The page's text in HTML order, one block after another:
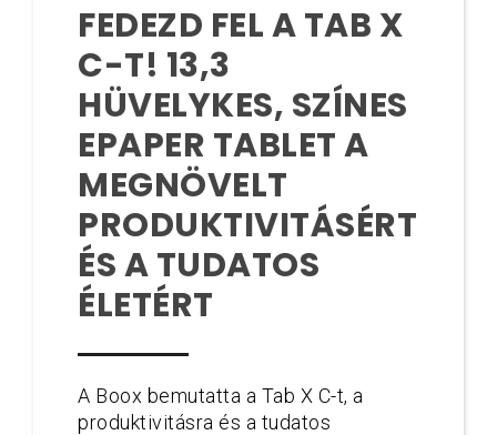
FEDEZD FEL A TAB X
C-T! 13,3
HÜVELYKES, SZÍNES
EPAPER TABLET A
MEGNÖVELT
PRODUKTIVITÁSÉRT
ÉS A TUDATOS
ÉLETÉRT
A Boox bemutatta a Tab X C-t, a
produktivitásra és a tudatos